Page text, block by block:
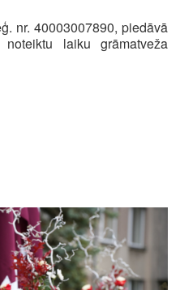
nr. 40003007890, piedāvā
laiku grāmatveža